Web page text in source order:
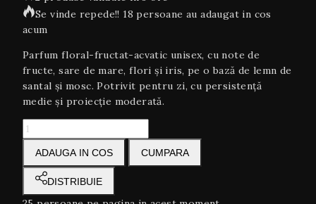
Se vinde repede!! 18 persoane au adaugat in cos
acum
Parfum floral-fructat-acvatic unisex, cu note de
fructe, sare de mare, flori și iris, pe o bază de lemn de
santal și mosc. Potrivit pentru zi, cu persistență
medie și proiecție moderată.
ADAUGA IN COS CUMPARA
DISTRIBUIE